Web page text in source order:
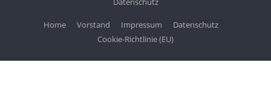
Home Vorstand Impressum
Datenschutz
Cookie-Richtlinie (EU)